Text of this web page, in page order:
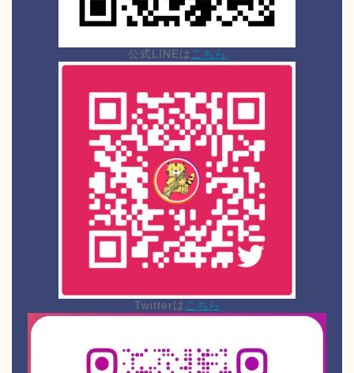
公式LINEは こちら
Twitterは こちら